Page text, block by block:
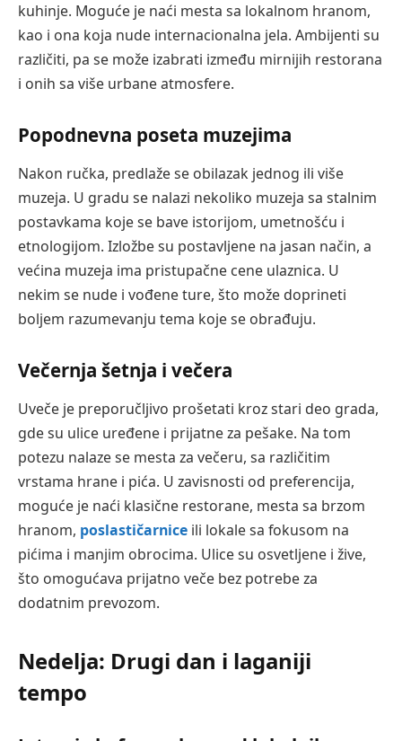
kuhinje. Moguće je naći mesta sa lokalnom hranom,
kao i ona koja nude internacionalna jela. Ambijenti su
različiti, pa se može izabrati između mirnijih restorana
i onih sa više urbane atmosfere.
Popodnevna poseta muzejima
Nakon ručka, predlaže se obilazak jednog ili više
muzeja. U gradu se nalazi nekoliko muzeja sa stalnim
postavkama koje se bave istorijom, umetnošću i
etnologijom. Izložbe su postavljene na jasan način, a
većina muzeja ima pristupačne cene ulaznica. U
nekim se nude i vođene ture, što može doprineti
boljem razumevanju tema koje se obrađuju.
Večernja šetnja i večera
Uveče je preporučljivo prošetati kroz stari deo grada,
gde su ulice uređene i prijatne za pešake. Na tom
potezu nalaze se mesta za večeru, sa različitim
vrstama hrane i pića. U zavisnosti od preferencija,
moguće je naći klasične restorane, mesta sa brzom
hranom, poslastičarnice ili lokale sa fokusom na
pićima i manjim obrocima. Ulice su osvetljene i žive,
što omogućava prijatno veče bez potrebe za
dodatnim prevozom.
Nedelja: Drugi dan i laganiji
tempo